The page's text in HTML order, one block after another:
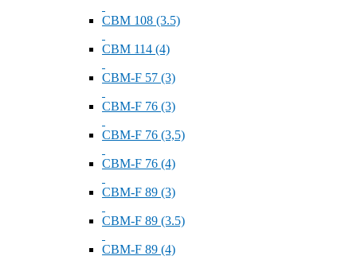
СВМ 108 (3.5)
СВМ 114 (4)
СВМ-F 57 (3)
СВМ-F 76 (3)
СВМ-F 76 (3,5)
СВМ-F 76 (4)
СВМ-F 89 (3)
СВМ-F 89 (3.5)
СВМ-F 89 (4)